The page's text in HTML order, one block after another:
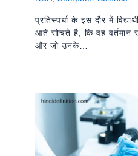
प्रतिस्पर्धा के इस दौर में
आते सोचते है, कि वह वर्तमान
और जो उनके…